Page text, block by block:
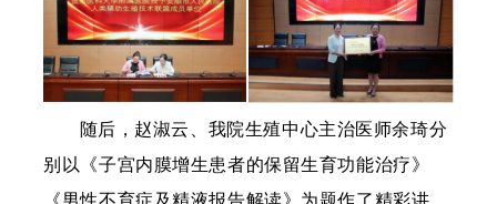
随后，赵淑云、我院生殖中心主治医师余琦分
别以《子宫内膜增生患者的保留生育功能治疗》
《男性不育症及精液报告解读》为题作了精彩讲